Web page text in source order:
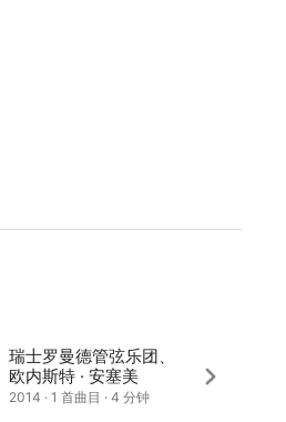
瑞士罗曼德管弦乐团、
欧内斯特 · 安塞美
2014 · 1 首曲目 · 4 分钟